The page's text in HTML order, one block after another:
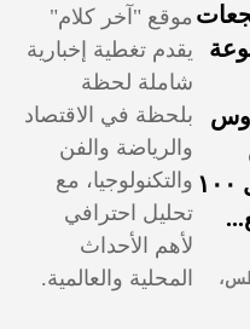
أفضل ١٠٠
موقع "آخر كلام"
يقدم تغطية إخبارية
شاملة لحظة
بلحظة في الاقتصاد
والرياضة والفن
والتكنولوجيا، مع
تحليل احترافي
لأهم الأحداث
المحلية والعالمية.